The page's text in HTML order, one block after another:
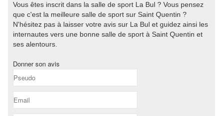
Vous êtes inscrit dans la salle de sport La Bul ? Vous pensez
que c'est la meilleure salle de sport sur Saint Quentin ?
N'hésitez pas à laisser votre avis sur La Bul et guidez ainsi les
internautes vers une bonne salle de sport à Saint Quentin et
ses alentours.
Donner son avis